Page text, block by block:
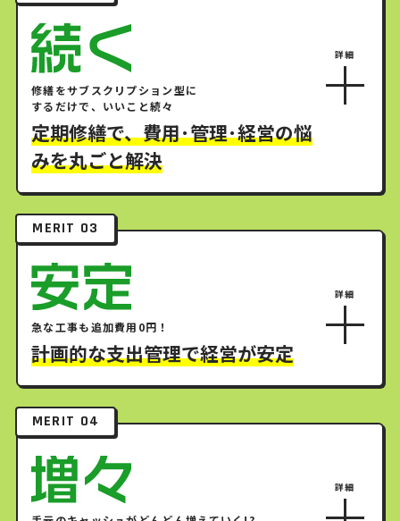
修繕をサブスクリプション型に
するだけで、いいこと続々
定期修繕で、費用･管理･経営の悩
みを丸ごと解決
MERIT 03
急な工事も追加費用0円！
計画的な支出管理で経営が安定
MERIT 04